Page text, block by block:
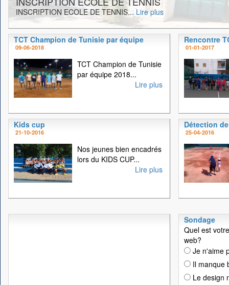
INSCRIPTION ECOLE DE TENNIS... Lire plus
TCT Champion de Tunisie par équipe
09-06-2018
TCT Champion de Tunisie
par équipe 2018...
Lire plus
Rencontre
01-01-2017
Kids cup
21-10-2016
Nos jeunes bien encadrés
lors du KIDS CUP...
Lire plus
Détection
25-04-2016
Sondage
Quel est
web?
Je n'aime
Il manque
Le design